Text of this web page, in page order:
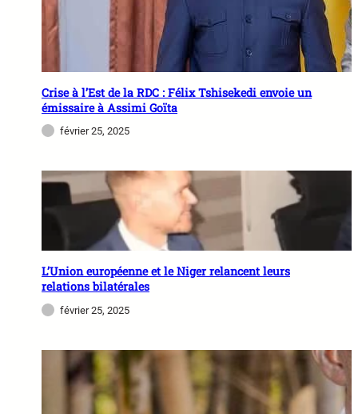
Crise à l’Est de la RDC : Félix Tshisekedi envoie un
émissaire à Assimi Goïta
février 25, 2025
L’Union européenne et le Niger relancent leurs
relations bilatérales
février 25, 2025